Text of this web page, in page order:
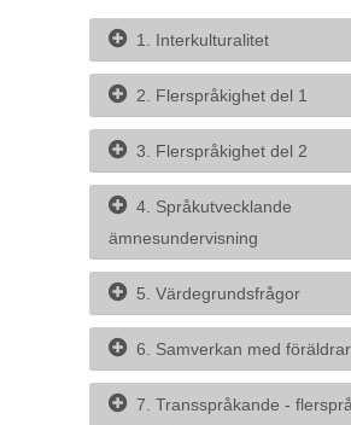
1. Interkulturalitet
2. Flerspråkighet del 1
3. Flerspråkighet del 2
4. Språkutvecklande
ämnesundervisning
5. Värdegrundsfrågor
6. Samverkan med föräldrar
7. Transspråkande -